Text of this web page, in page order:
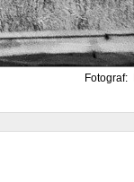
Fotograf: